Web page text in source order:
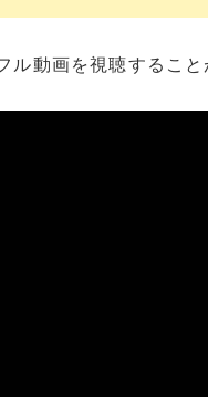
ル動画を視聴するこ